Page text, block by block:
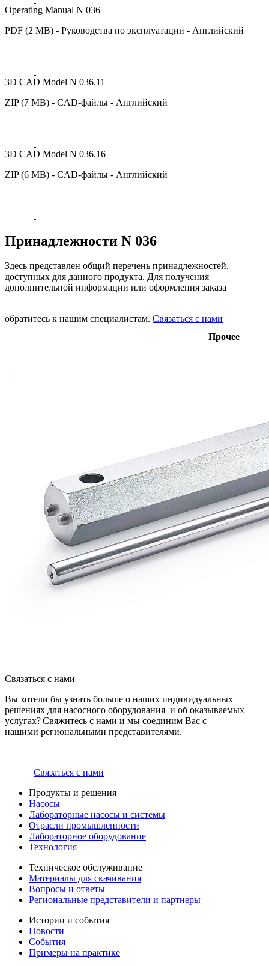
Operating Manual N 036
PDF (2 MB) - Руководства по эксплуатации - Английский
3D CAD Model N 036.11
ZIP (7 MB) - CAD-файлы - Английский
3D CAD Model N 036.16
ZIP (6 MB) - CAD-файлы - Английский
Принадлежности N 036
Здесь представлен общий перечень принадлежностей,
доступных для данного продукта. Для получения
дополнительной информации или оформления заказа
обратитесь к нашим специалистам. Связаться с нами
Прочее
Связаться с нами
Вы хотели бы узнать больше о наших индивидуальных
решениях для насосного оборудования и об оказываемых
услугах? Свяжитесь с нами и мы соединим Вас с
нашими региональными представителями.
Связаться с нами
Продукты и решения
Насосы
Лабораторные насосы и системы
Отрасли промышленности
Лабораторное оборудование
Технология
Техническое обслуживание
Материалы для скачивания
Вопросы и ответы
Региональные представители и партнеры
Истории и события
Новости
События
Примеры на практике